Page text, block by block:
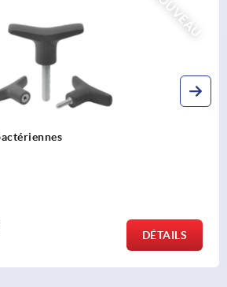
en T antistatiques
de